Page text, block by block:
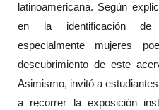
latinoamericana. Según
en la identificación de
especialmente mujeres
descubrimiento de este
Asimismo, invitó a
a recorrer la exposición